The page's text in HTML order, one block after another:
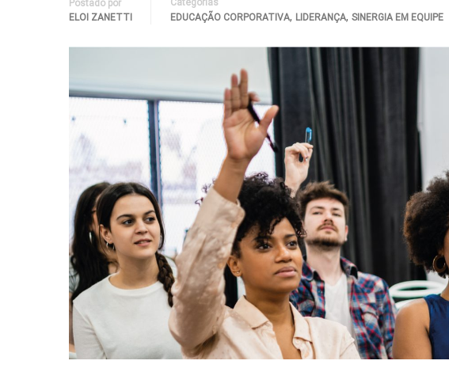
Postado por
ELOI ZANETTI
Categorias
EDUCAÇÃO CORPORATIVA, LIDERANÇA, SINERGIA EM EQUIPE